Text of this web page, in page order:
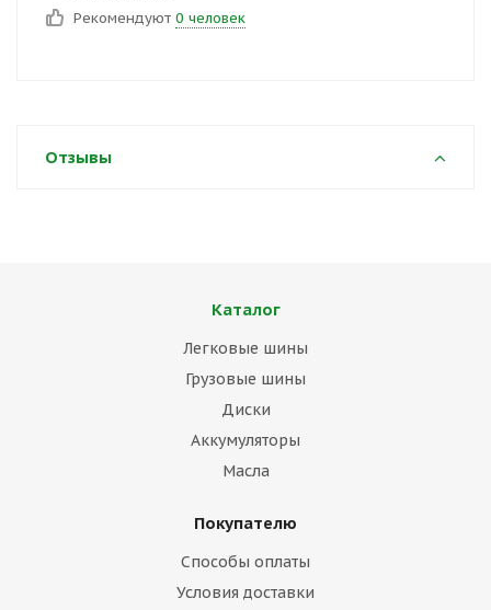
Рекомендуют 0 человек
Отзывы
Каталог
Легковые шины
Грузовые шины
Диски
Аккумуляторы
Масла
Покупателю
Способы оплаты
Условия доставки